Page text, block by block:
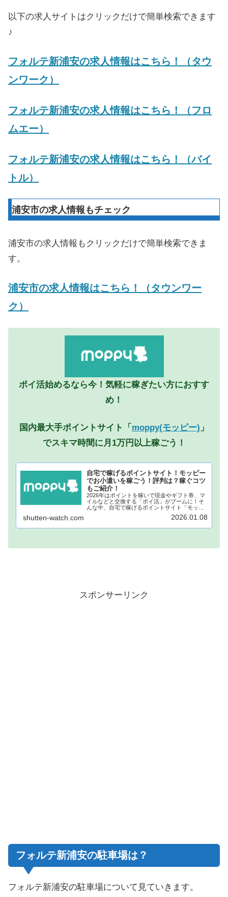
以下の求人サイトはクリックだけで簡単検索できます
♪
フォルテ新浦安の求人情報はこちら！（タウ
ンワーク）
フォルテ新浦安の求人情報はこちら！（フロ
ムエー）
フォルテ新浦安の求人情報はこちら！（バイ
トル）
浦安市の求人情報もチェック
浦安市の求人情報もクリックだけで簡単検索できま
す。
浦安市の求人情報はこちら！（タウンワー
ク）
ポイ活始めるなら今！気軽に稼ぎたい方におすす
め！
国内最大手ポイントサイト「 moppy(モッピー) 」
でスキマ時間に月1万円以上稼ごう！
自宅で稼げるポイントサイト！モッピー
でお小遣いを稼ごう！評判は？稼ぐコツ
もご紹介！
2026年はポイントを稼いで現金やギフト券、マ
イルなどと交換する「ポイ活」がブームに！そ
んな中、自宅で稼げるポイントサイト「モッピ
ー」が注目されています！モッピーに登録し、
自宅でポイントを稼げば、あなたも月1万円稼ぐ
shutten-watch.com 2026.01.08
スポンサーリンク
フォルテ新浦安の駐車場は？
フォルテ新浦安の駐車場について見ていきます。